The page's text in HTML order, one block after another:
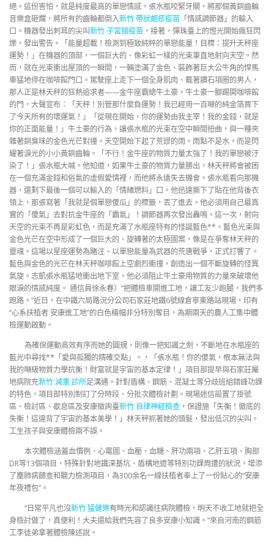
絕。這份害怕，就是純度最高的單戀情感。張水瓶咬緊牙關，將那個黃銅齒輪
音樂盒砸爛，將所有的齒輪都倒入新竹 帶狀皰疹疫苗 「情感調節器」的輸入
口。機器發出刺耳的尖叫新竹 子宮頸疫苗 ，接著，彈珠臺上的燈光開始瘋狂閃
爍，發出警告。「能量超載！檢測到極致純粹的單戀能量！目標：提升天秤座
運勢！」在機器的頂部，一個巨大的、像彩虹一樣的光束筆直地射向天空。然
而，就在光束衝出屋頂的一瞬間，一輛塗滿了金色、裝飾著巨大公牛角的悍馬
車猛地停在咖啡館門口。駕駛座上走下一個全身肌肉、戴著鑽石項圈的男人，
那人正是林天秤的狂熱追求者——金牛座霸總牛土豪。牛土豪一腳踢開咖啡館
的門，大聲宣布：「天秤！別管那什麼負運勢！我已經用一百噸的純金箔買下
了今天所有的壞運氣！」「從現在開始，你的運勢由我主宰！我的金錢，就是
你的正面能量！」牛土豪的行為，讓張水瓶的光束在空中瞬間扭曲，與一種夾
雜著銅臭味的金色光芒對撞。天空開始下起了荒謬的雨。雨點不是水，而是閃
耀著淚光的小小黃銅齒輪。「不行！金牛座的物質力量太強了！我的單戀被汙
染了！」張水瓶大喊。他知道，如果牛土豪的物質力量勝出，林天秤將會被困
在一個充滿金錢和俗氣的虛假愛情裡，而他將永遠失去機會。張水瓶看向那機
器，還剩下最後一個可以輸入的「情緒燃料」口。他迅速撕下了貼在他背後衣
領上，那張寫著「我就是個單戀傻瓜」的標籤，丟了進去。他必須用自己最真
實的「傻氣」去對抗金牛座的「霸氣」！調節器再次發出轟鳴，這一次，射向
天空的光束不再是彩虹色，而是充滿了水瓶座特有的怪誕藍色**。藍色光束與
金色光芒在空中形成了一個巨大的、旋轉著的太極圖案，像是在爭奪林天秤的
靈魂。這場以星座運勢為賭注、以單戀能量為武器的荒唐戰爭，正式打響了。
藍色與金色的光芒在林天秤咖啡館上空劇烈衝撞，創造出一個不斷旋轉的怪異
氣旋。志凱張水瓶猛地衝出地下室，他必須阻止牛土豪用物質的力量來破壞他
眼淚的情感純度。 通信員徐永春）“把體檢車開進工地，讓工友少跑腿，我們多
跑路。”近日，在中鐵六局路況分公司石家莊地鐵6號線倉寧東路站現場，印有
“心系扶植者 安康進工地”的白色橫幅非分特別奪目，為期兩天的農人工集中體
檢運動啟動。
為確保運動高效有序而她的圓規，則像一把知識之劍，不斷地在水瓶座的
藍光中尋找**「愛與孤獨的精確交點」。，「張水瓶！你的傻氣，根本無法與
我的噸級物質力學抗衡！財富就是宇宙的基本定律！」項目部提早與石家莊屬
地病院充新竹 減重 診所足溝通。針對盾構、鋼筋、混凝土等分歧班組錯峰功課
的特色，項目部特別制訂了分時段、分批次體檢計劃。現場迷信設置了掛號
區、檢討區、歇息區及安康徵詢臺新竹 自律神經檢查 ，保證施「失衡！徹底的
失衡！這違背了宇宙的基本美學！」林天秤抓著她的頭髮，發出低沉的尖叫。
工生孩子與安康體檢兩不誤。
本次體檢涵蓋血慣例、心電圖、血壓、血糖、肝功兩項、乙肝五項、胸部
DR等13個項目，特殊針對地鐵深基坑、盾構地道等特別功課周遭的狀況，增添
了塵肺病篩查和聽力檢測項目，為300余名一線扶植者奉上了一份貼心的“安康
年夜禮包”。
“日常平凡也沒新竹 猛健樂有時光和認識往病院體檢，明天不收工地就把全
身檢討做了，真便利！大夫還給我們先容了良多安康小知識。”來自河南的鋼筋
工李徒弟拿著體檢陳述說。